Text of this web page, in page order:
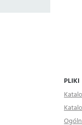
PLIKI